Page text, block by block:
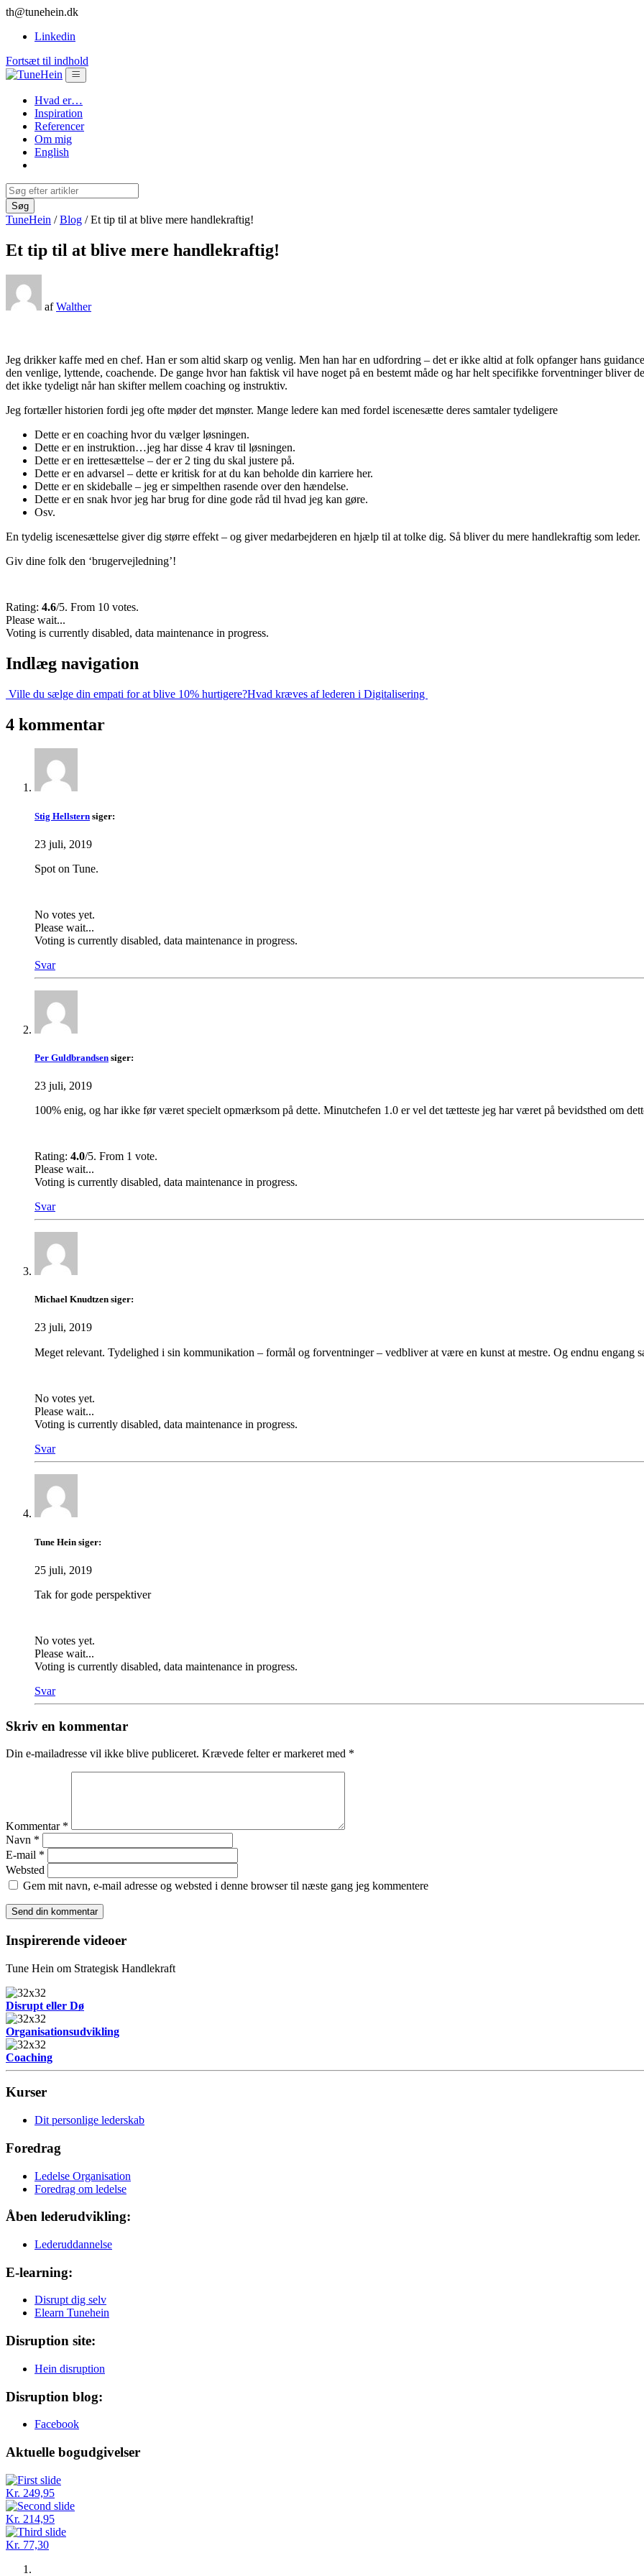
th@tunehein.dk
Linkedin
Fortsæt til indhold
Hvad er…
Inspiration
Referencer
Om mig
English
TuneHein /Blog /Et tip til at blive mere handlekraftig!
Et tip til at blive mere handlekraftig!
af Walther
Jeg drikker kaffe med en chef. Han er som altid skarp og venlig. Men han har en udfordring – det er ikke altid at folk opfanger hans
den venlige, lyttende, coachende. De gange hvor han faktisk vil have noget på en bestemt måde og har helt specifikke forventninger
det ikke tydeligt når han skifter mellem coaching og instruktiv.
Jeg fortæller historien fordi jeg ofte møder det mønster. Mange ledere kan med fordel iscenesætte deres samtaler tydeligere
Dette er en coaching hvor du vælger løsningen.
Dette er en instruktion…jeg har disse 4 krav til løsningen.
Dette er en irettesættelse – der er 2 ting du skal justere på.
Dette er en advarsel – dette er kritisk for at du kan beholde din karriere her.
Dette er en skideballe – jeg er simpelthen rasende over den hændelse.
Dette er en snak hvor jeg har brug for dine gode råd til hvad jeg kan gøre.
Osv.
En tydelig iscenesættelse giver dig større effekt – og giver medarbejderen en hjælp til at tolke dig. Så bliver du mere handlekraftig som leder.
Giv dine folk den ‘brugervejledning’!
Rating: 4.6/5. From 10 votes.
Please wait...
Voting is currently disabled, data maintenance in progress.
Indlæg navigation
Ville du sælge din empati for at blive 10% hurtigere?Hvad kræves af lederen i Digitalisering
4 kommentar
Stig Hellstern siger:
23 juli, 2019
Spot on Tune.
No votes yet.
Please wait...
Voting is currently disabled, data maintenance in progress.
Svar
Per Guldbrandsen siger:
23 juli, 2019
100% enig, og har ikke før været specielt opmærksom på dette. Minutchefen 1.0 er vel det tætteste jeg har været på bevidsthed om
Rating: 4.0/5. From 1 vote.
Please wait...
Voting is currently disabled, data maintenance in progress.
Svar
Michael Knudtzen siger:
23 juli, 2019
Meget relevant. Tydelighed i sin kommunikation – formål og forventninger – vedbliver at være en kunst at mestre. Og endnu engang
No votes yet.
Please wait...
Voting is currently disabled, data maintenance in progress.
Svar
Tune Hein siger:
25 juli, 2019
Tak for gode perspektiver
No votes yet.
Please wait...
Voting is currently disabled, data maintenance in progress.
Svar
Skriv en kommentar
Din e-mailadresse vil ikke blive publiceret. Krævede felter er markeret med *
Kommentar *
Navn *
E-mail *
Websted
Gem mit navn, e-mail adresse og websted i denne browser til næste gang jeg kommentere
Inspirerende videoer
Tune Hein om Strategisk Handlekraft
Disrupt eller Dø
Organisationsudvikling
Coaching
Kurser
Dit personlige lederskab
Foredrag
Ledelse Organisation
Foredrag om ledelse
Åben lederudvikling:
Lederuddannelse
E-learning:
Disrupt dig selv
Elearn Tunehein
Disruption site:
Hein disruption
Disruption blog:
Facebook
Aktuelle bogudgivelser
Kr. 249,95
Kr. 214,95
Kr. 77,30